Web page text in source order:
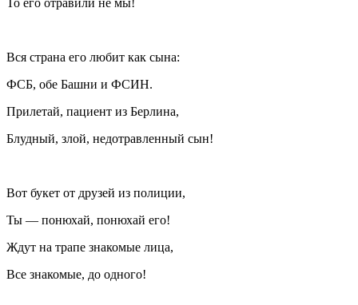
Вся страна его любит как сына:
ФСБ, обе Башни и ФСИН.
Прилетай, пациент из Берлина,
Блудный, злой, недотравленный сын!
Вот букет от друзей из полиции,
Ты — понюхай, понюхай его!
Ждут на трапе знакомые лица,
Все знакомые, до одного!